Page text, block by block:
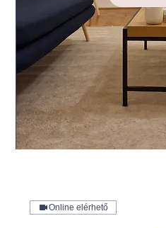
Online elérhető